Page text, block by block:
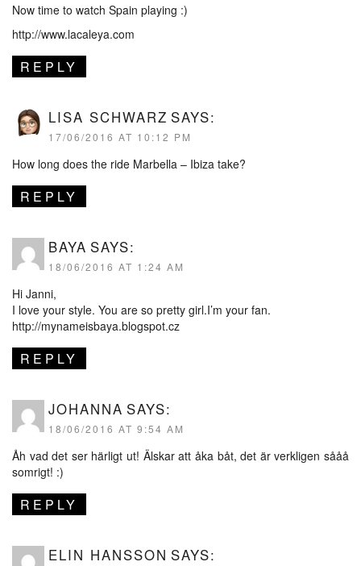
Now time to watch Spain playing :)
http://www.lacaleya.com
REPLY
LISA SCHWARZ SAYS:
17/06/2016 AT 10:12 PM
How long does the ride Marbella – Ibiza take?
REPLY
BAYA SAYS:
18/06/2016 AT 1:24 AM
Hi Janni,
I love your style. You are so pretty girl.I’m your fan.
http://mynameisbaya.blogspot.cz
REPLY
JOHANNA SAYS:
18/06/2016 AT 9:54 AM
Åh vad det ser härligt ut! Älskar att åka båt, det är verkligen sååå
somrigt! :)
REPLY
ELIN HANSSON SAYS: